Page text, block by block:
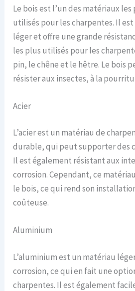
Le bois est l’un des matériaux
utilisés pour les charpentes. Il
léger et offre une grande
les plus utilisés pour les
pin, le chêne et le hêtre. Le bois
résister aux insectes, à la
Acier
L’acier est un matériau de
durable, qui peut supporter des
Il est également résistant aux
corrosion. Cependant, ce
le bois, ce qui rend son
coûteuse.
Aluminium
L’aluminium est un matériau
corrosion, ce qui en fait une
charpentes. Il est également